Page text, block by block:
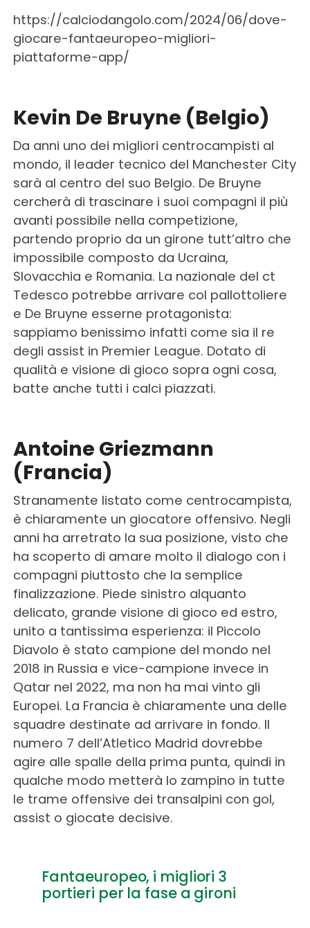
https://calciodangolo.com/2024/06/dove-
giocare-fantaeuropeo-migliori-
piattaforme-app/
Kevin De Bruyne (Belgio)
Da anni uno dei migliori centrocampisti al
mondo, il leader tecnico del Manchester City
sarà al centro del suo Belgio. De Bruyne
cercherà di trascinare i suoi compagni il più
avanti possibile nella competizione,
partendo proprio da un girone tutt’altro che
impossibile composto da Ucraina,
Slovacchia e Romania. La nazionale del ct
Tedesco potrebbe arrivare col pallottoliere
e De Bruyne esserne protagonista:
sappiamo benissimo infatti come sia il re
degli assist in Premier League. Dotato di
qualità e visione di gioco sopra ogni cosa,
batte anche tutti i calci piazzati.
Antoine Griezmann
(Francia)
Stranamente listato come centrocampista,
è chiaramente un giocatore offensivo. Negli
anni ha arretrato la sua posizione, visto che
ha scoperto di amare molto il dialogo con i
compagni piuttosto che la semplice
finalizzazione. Piede sinistro alquanto
delicato, grande visione di gioco ed estro,
unito a tantissima esperienza: il Piccolo
Diavolo è stato campione del mondo nel
2018 in Russia e vice-campione invece in
Qatar nel 2022, ma non ha mai vinto gli
Europei. La Francia è chiaramente una delle
squadre destinate ad arrivare in fondo. Il
numero 7 dell’Atletico Madrid dovrebbe
agire alle spalle della prima punta, quindi in
qualche modo metterà lo zampino in tutte
le trame offensive dei transalpini con gol,
assist o giocate decisive.
Fantaeuropeo, i migliori 3
portieri per la fase a gironi